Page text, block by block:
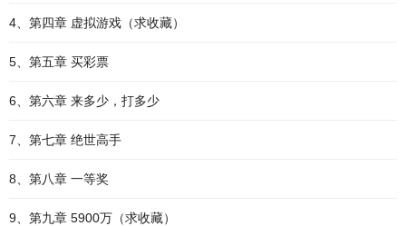
4、第四章 虚拟游戏（求收藏）
5、第五章 买彩票
6、第六章 来多少，打多少
7、第七章 绝世高手
8、第八章 一等奖
9、第九章 5900万（求收藏）